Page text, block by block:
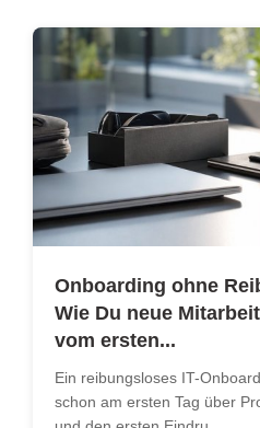
Onboarding ohne
Wie Du neue
vom ersten...
Ein reibungsloses IT-
schon am ersten Tag über